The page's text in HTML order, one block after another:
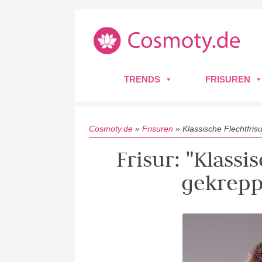
TRENDS FRISUREN
Cosmoty.de » Frisuren » Klassische
Frisur: